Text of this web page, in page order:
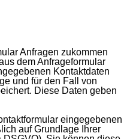
Anfragen zukommen
dem Anfrageformular
Kontaktdaten
und für den Fall von
Diese Daten geben
eingegebenen
auf Grundlage Ihrer